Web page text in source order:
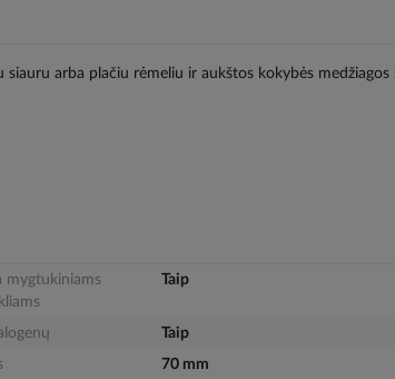
arba plačiu rėmeliu ir aukštos kokybės medžiagos
mygtukiniams
Taip
Taip
70 mm